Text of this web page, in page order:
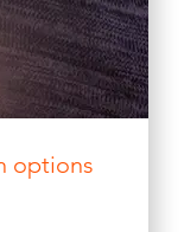
options